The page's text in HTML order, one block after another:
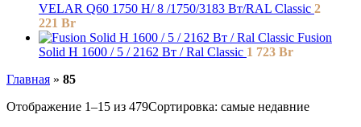
VELAR Q60 1750 H/ 8 /1750/3183 Вт/RAL Classic 2
221 Br
Fusion
Solid H 1600 / 5 / 2162 Вт / Ral Classic 1 723 Br
Главная » 85
Отображение 1–15 из 479Сортировка: самые недавние